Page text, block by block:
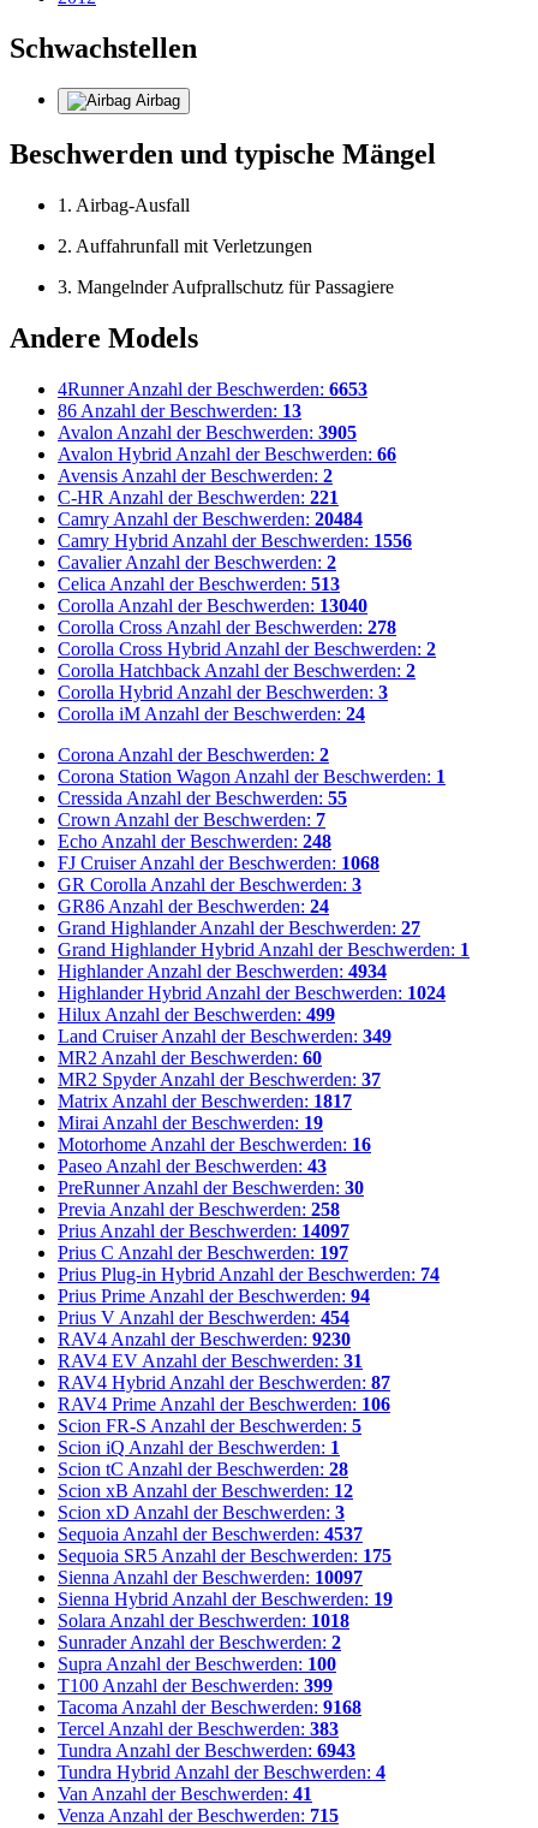
Schwachstellen
Airbag
Beschwerden und typische Mängel
1. Airbag-Ausfall
2. Auffahrunfall mit Verletzungen
3. Mangelnder Aufprallschutz für Passagiere
Andere Models
4Runner Anzahl der Beschwerden: 6653
86 Anzahl der Beschwerden: 13
Avalon Anzahl der Beschwerden: 3905
Avalon Hybrid Anzahl der Beschwerden: 66
Avensis Anzahl der Beschwerden: 2
C-HR Anzahl der Beschwerden: 221
Camry Anzahl der Beschwerden: 20484
Camry Hybrid Anzahl der Beschwerden: 1556
Cavalier Anzahl der Beschwerden: 2
Celica Anzahl der Beschwerden: 513
Corolla Anzahl der Beschwerden: 13040
Corolla Cross Anzahl der Beschwerden: 278
Corolla Cross Hybrid Anzahl der Beschwerden: 2
Corolla Hatchback Anzahl der Beschwerden: 2
Corolla Hybrid Anzahl der Beschwerden: 3
Corolla iM Anzahl der Beschwerden: 24
Corona Anzahl der Beschwerden: 2
Corona Station Wagon Anzahl der Beschwerden: 1
Cressida Anzahl der Beschwerden: 55
Crown Anzahl der Beschwerden: 7
Echo Anzahl der Beschwerden: 248
FJ Cruiser Anzahl der Beschwerden: 1068
GR Corolla Anzahl der Beschwerden: 3
GR86 Anzahl der Beschwerden: 24
Grand Highlander Anzahl der Beschwerden: 27
Grand Highlander Hybrid Anzahl der Beschwerden: 1
Highlander Anzahl der Beschwerden: 4934
Highlander Hybrid Anzahl der Beschwerden: 1024
Hilux Anzahl der Beschwerden: 499
Land Cruiser Anzahl der Beschwerden: 349
MR2 Anzahl der Beschwerden: 60
MR2 Spyder Anzahl der Beschwerden: 37
Matrix Anzahl der Beschwerden: 1817
Mirai Anzahl der Beschwerden: 19
Motorhome Anzahl der Beschwerden: 16
Paseo Anzahl der Beschwerden: 43
PreRunner Anzahl der Beschwerden: 30
Previa Anzahl der Beschwerden: 258
Prius Anzahl der Beschwerden: 14097
Prius C Anzahl der Beschwerden: 197
Prius Plug-in Hybrid Anzahl der Beschwerden: 74
Prius Prime Anzahl der Beschwerden: 94
Prius V Anzahl der Beschwerden: 454
RAV4 Anzahl der Beschwerden: 9230
RAV4 EV Anzahl der Beschwerden: 31
RAV4 Hybrid Anzahl der Beschwerden: 87
RAV4 Prime Anzahl der Beschwerden: 106
Scion FR-S Anzahl der Beschwerden: 5
Scion iQ Anzahl der Beschwerden: 1
Scion tC Anzahl der Beschwerden: 28
Scion xB Anzahl der Beschwerden: 12
Scion xD Anzahl der Beschwerden: 3
Sequoia Anzahl der Beschwerden: 4537
Sequoia SR5 Anzahl der Beschwerden: 175
Sienna Anzahl der Beschwerden: 10097
Sienna Hybrid Anzahl der Beschwerden: 19
Solara Anzahl der Beschwerden: 1018
Sunrader Anzahl der Beschwerden: 2
Supra Anzahl der Beschwerden: 100
T100 Anzahl der Beschwerden: 399
Tacoma Anzahl der Beschwerden: 9168
Tercel Anzahl der Beschwerden: 383
Tundra Anzahl der Beschwerden: 6943
Tundra Hybrid Anzahl der Beschwerden: 4
Van Anzahl der Beschwerden: 41
Venza Anzahl der Beschwerden: 715